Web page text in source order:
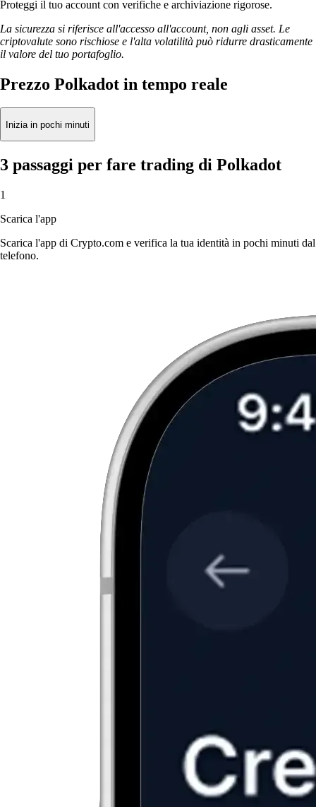
Proteggi il tuo account con verifiche e archiviazione rigorose.
La sicurezza si riferisce all'accesso all'account, non agli asset. Le
criptovalute sono rischiose e l'alta volatilità può ridurre drasticamente
il valore del tuo portafoglio.
Prezzo Polkadot in tempo reale
Inizia in pochi minuti
3 passaggi per fare trading di Polkadot
1
Scarica l'app
Scarica l'app di Crypto.com e verifica la tua identità in pochi minuti dal
telefono.